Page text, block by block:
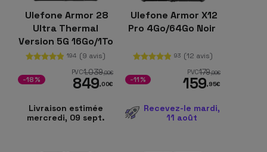
Ulefone Armor 28
Ultra Thermal
Version 5G 16Go/1To
Noir
194 (9 avis)
PVC1.039,00€
849,00€
-18%
Livraison estimée
mercredi, 09 sept.
Ulefone Armor X12
Pro 4Go/64Go Noir
93 (12 avis)
PVC179,99€
159,95€
-11%
Recevez-le mardi,
11 août